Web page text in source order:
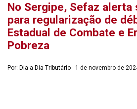
No Sergipe, Sefaz alerta
para regularização de
Estadual de Combate e
Pobreza
Por: Dia a Dia Tributário - 1 de novembro de